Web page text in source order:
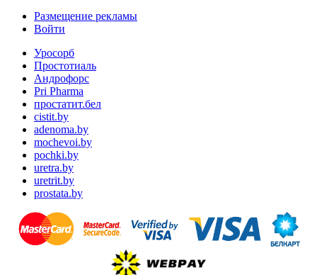
Размещение рекламы
Войти
Уросорб
Простотиаль
Андрофорс
Pri Pharma
простатит.бел
cistit.by
adenoma.by
mochevoi.by
pochki.by
uretra.by
uretrit.by
prostata.by